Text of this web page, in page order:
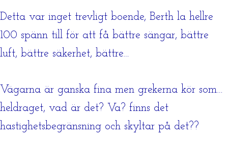
Detta var inget trevligt boende, Berth la hellre
100 spänn till för att få bättre sängar, bättre
luft, bättre säkerhet, bättre…
Vägarna är ganska fina men grekerna kör som…
heldraget, vad är det? Va? finns det
hastighetsbegränsning och skyltar på det??